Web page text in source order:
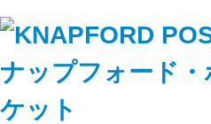
ナップフォード
ケット